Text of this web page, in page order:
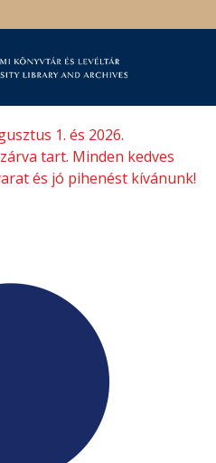
1. és 2026.
tart. Minden kedves
és jó pihenést kívánunk!